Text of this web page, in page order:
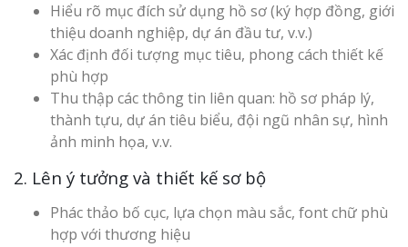
Hiểu rõ mục đích sử dụng hồ sơ (ký hợp đồng, giới
thiệu doanh nghiệp, dự án đầu tư, v.v.)
Xác định đối tượng mục tiêu, phong cách thiết kế
phù hợp
Thu thập các thông tin liên quan: hồ sơ pháp lý,
thành tựu, dự án tiêu biểu, đội ngũ nhân sự, hình
ảnh minh họa, v.v.
2. Lên ý tưởng và thiết kế sơ bộ
Phác thảo bố cục, lựa chọn màu sắc, font chữ phù
hợp với thương hiệu